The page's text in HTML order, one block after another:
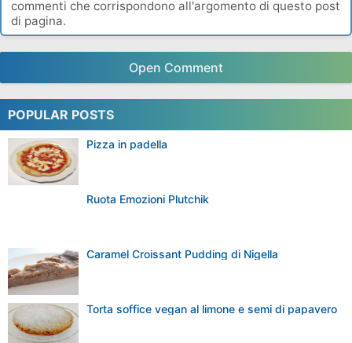
commenti che corrispondono all'argomento di questo post
di pagina.
Open Comment
POPULAR POSTS
Pizza in padella
Ruota Emozioni Plutchik
Caramel Croissant Pudding di Nigella
Torta soffice vegan al limone e semi di papavero